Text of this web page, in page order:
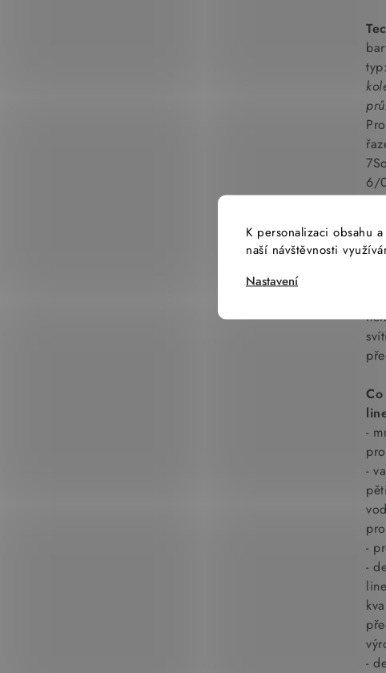
K personalizaci obsahu
naší návštěvnosti
Nastavení
typ:
6/
-
-
-
-
-